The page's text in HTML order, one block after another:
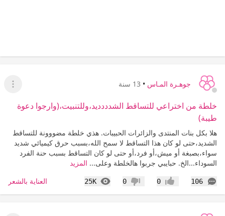
جوهـرة المـاس • 13 سنة
عرض
خلطة من اختراعي للتساقط الشدددديد،وللتنبيت،(وارجوا دعوة
طيبة)
هلا بكل بنات المنتدى والزائرات الحبيبات. هذي خلطة مضووونة للتساقط
الشديد،حتى لو كان هذا التساقط لا سمح الله،بسبب حرق كيميائي شديد
سواء،بصبغة أو ميش،أو فرد،أو حتى لو كان التساقط بسبب حنة الفرد
السوداء...الخ. حبايبي جربوا هالخلطة وعلى... المزيد
106
التعليقات إعجاب0 عدم إعجاب
0
25K
المشاهدات العناية بالشعر